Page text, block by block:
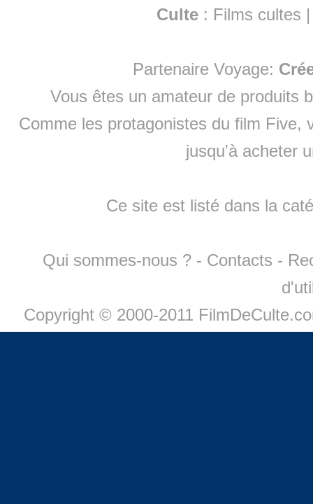
Culte : Films cultes
Partenaire Voyage:
Vous êtes un amateur de produits
Comme les protagonistes du film Five,
jusqu'à acheter
Ce site est listé dans la
Qui sommes-nous ? - Contacts -
Copyright © 2000-2011